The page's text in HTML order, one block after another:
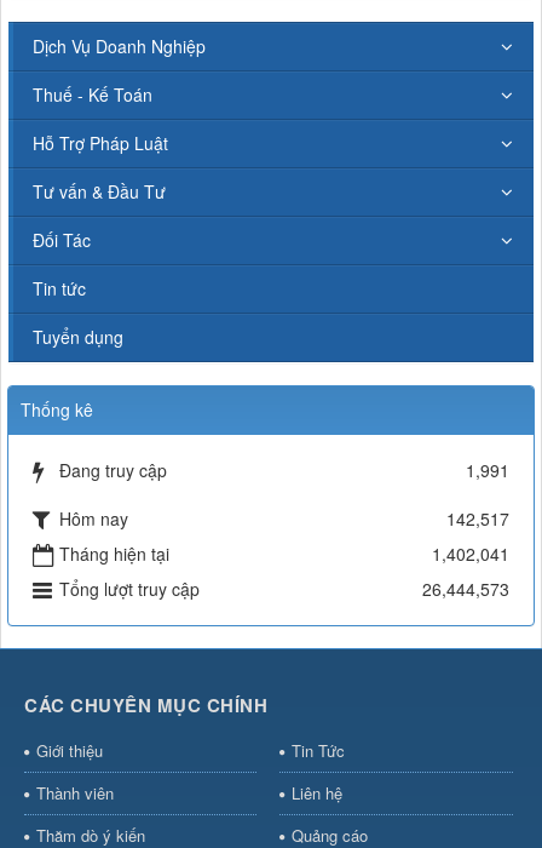
Dịch Vụ Doanh Nghiệp
Thuế - Kế Toán
Hỗ Trợ Pháp Luật
Tư vấn & Đầu Tư
Đối Tác
Tin tức
Tuyển dụng
Thống kê
Đang truy cập
1,991
Hôm nay
142,517
Tháng hiện tại
1,402,041
Tổng lượt truy cập
26,444,573
CÁC CHUYÊN MỤC CHÍNH
Giới thiệu
Tin Tức
Thành viên
Liên hệ
Thăm dò ý kiến
Quảng cáo